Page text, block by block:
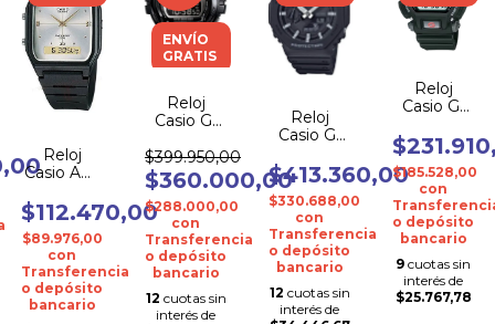
Reloj
Casio Aw-
$112.470,00
$89.976,00
con
Transferencia
o depósito
bancario
ENVÍO
GRATIS
Reloj
Casio G-
Dw-
6900nb-
1d
$399.950,00
$360.000,00
$288.000,00
con
Transferencia
o depósito
bancario
12 cuotas sin
interés de
Reloj
Casio G-
2100-1a
$413.360,00
$330.688,00
con
Transferencia
o depósito
bancario
12 cuotas sin
interés de
Reloj
Casio G-
9052-1v
$185.528,00
con
o depósito
bancario
9 cuotas sin
interés de
$25.767,78